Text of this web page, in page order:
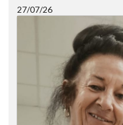
27/07/26